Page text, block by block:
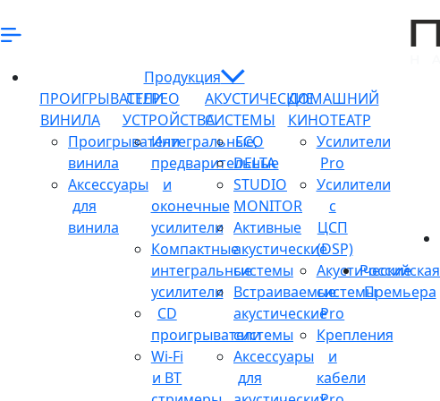
Продукция
ПРОИГРЫВАТЕЛИ
ВИНИЛА
Проигрыватели
винила
Аксессуары
для
винила
СТЕРЕО
УСТРОЙСТВА
Интегральные,
предварительные
и
оконечные
усилители
Компактные
интегральные
усилители
CD
проигрыватели
Wi-Fi
и BT
АКУСТИЧЕСКИЕ
СИСТЕМЫ
ECO
DELTA
STUDIO
MONITOR
Активные
акустические
системы
Встраиваемые
акустические
системы
Аксессуары
для
ДОМАШНИЙ
КИНОТЕАТР
Усилители
Pro
Усилители
с
ЦСП
(DSP)
Акустические
системы
Pro
Крепления
и
кабели
Российская
Премьера